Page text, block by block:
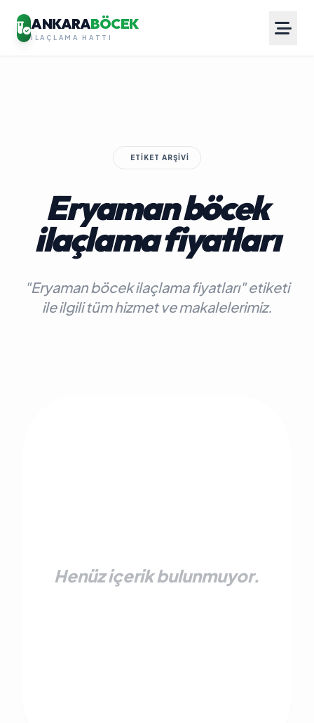
ANKARABÖCEK
İLAÇLAMA HATTI
ETIKET ARŞIVI
Eryaman böcek
ilaçlama fiyatları
"Eryaman böcek ilaçlama fiyatları" etiketi
ile ilgili tüm hizmet ve makalelerimiz.
Henüz içerik bulunmuyor.